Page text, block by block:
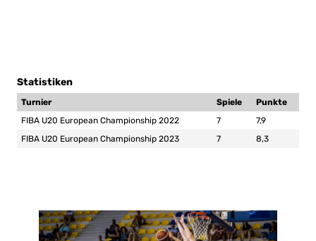
Statistiken
Turnier Spiele
Punkte
FIBA U20 European Championship 2022
7
7,9
FIBA U20 European Championship 2023
7 8,3